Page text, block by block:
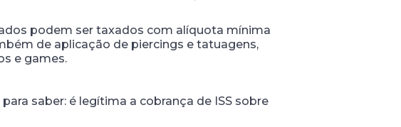
podem ser taxados com alíquota mínima
de aplicação de piercings e tatuagens,
e games.
saber: é legítima a cobrança de ISS sobre